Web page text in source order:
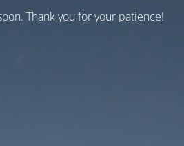
Thank you for your patience!